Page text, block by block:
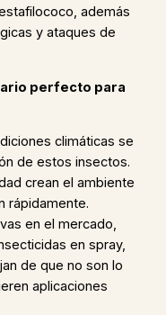
además
y ataques de
perfecto para
climáticas se
de estos insectos.
crean el ambiente
rápidamente.
en el mercado,
en spray,
de que no son lo
aplicaciones